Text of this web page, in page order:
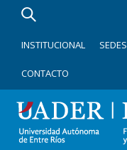
INSTITUCIONAL SEDES
CONTACTO